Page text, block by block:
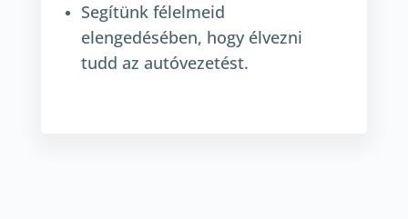
Segítünk félelmeid
elengedésében, hogy élvezni
tudd az autóvezetést.